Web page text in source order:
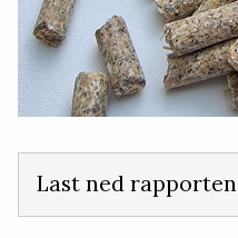
Last ned rapporten